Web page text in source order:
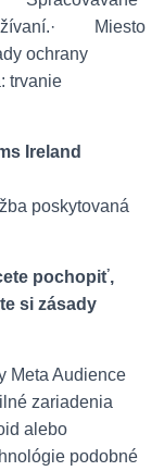
·
Miesto
ochrany
trvanie
Ireland
poskytovaná
pochopiť,
si zásady
Meta Audience
zariadenia
alebo
podobné